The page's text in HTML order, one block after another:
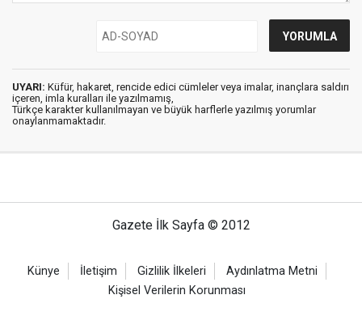
UYARI: Küfür, hakaret, rencide edici cümleler veya imalar, inançlara saldırı
içeren, imla kuralları ile yazılmamış,
Türkçe karakter kullanılmayan ve büyük harflerle yazılmış yorumlar
onaylanmamaktadır.
Gazete İlk Sayfa © 2012
Künye İletişim Gizlilik İlkeleri
Aydınlatma Metni
Kişisel Verilerin Korunması